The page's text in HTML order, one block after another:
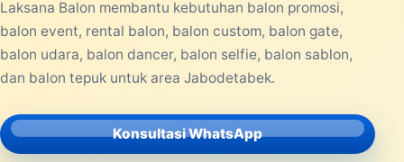
Laksana Balon membantu kebutuhan balon promosi,
balon event, rental balon, balon custom, balon gate,
balon udara, balon dancer, balon selfie, balon sablon,
dan balon tepuk untuk area Jabodetabek.
Konsultasi WhatsApp